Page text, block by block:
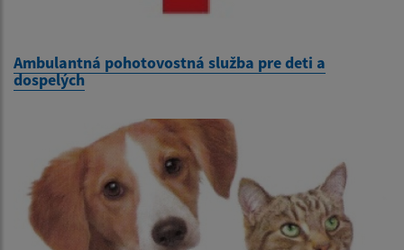
Ambulantná pohotovostná služba pre deti a
dospelých